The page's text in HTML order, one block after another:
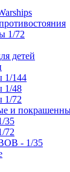
1/72
детей
1/144
1/48
1/72
и
35
72
- 1/35